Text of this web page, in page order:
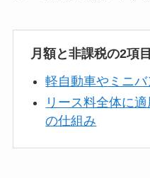
月額と非課税の2項目
軽自動車やミニ
リース料全体に
の仕組み